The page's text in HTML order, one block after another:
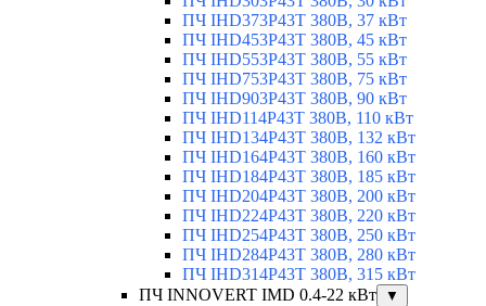
ПЧ IHD373P43T 380В, 37 кВт
ПЧ IHD453P43T 380В, 45 кВт
ПЧ IHD553P43T 380В, 55 кВт
ПЧ IHD753P43T 380В, 75 кВт
ПЧ IHD903P43T 380В, 90 кВт
ПЧ IHD114P43T 380В, 110 кВт
ПЧ IHD134P43T 380В, 132 кВт
ПЧ IHD164P43T 380В, 160 кВт
ПЧ IHD184P43T 380В, 185 кВт
ПЧ IHD204P43T 380В, 200 кВт
ПЧ IHD224P43T 380В, 220 кВт
ПЧ IHD254P43T 380В, 250 кВт
ПЧ IHD284P43T 380В, 280 кВт
ПЧ IHD314P43T 380В, 315 кВт
ПЧ INNOVERT IMD 0.4-22 кВт
▼